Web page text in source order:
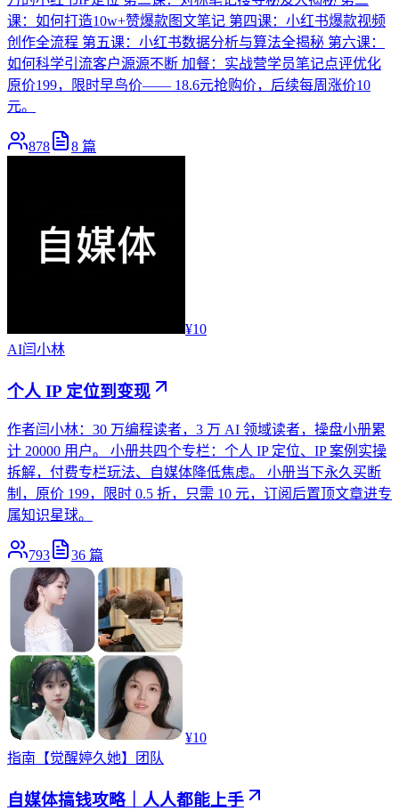
课：如何打造10w+赞爆款图文笔记 第四课：小红书爆款视频
创作全流程 第五课：小红书数据分析与算法全揭秘 第六课：
如何科学引流客户源源不断 加餐：实战营学员笔记点评优化
原价199，限时早鸟价—— 18.6元抢购价，后续每周涨价10
元。
878 8 篇
¥10
AI闫小林
个人 IP 定位到变现
作者闫小林：30 万编程读者，3 万 AI 领域读者，操盘小册累
计 20000 用户。 小册共四个专栏：个人 IP 定位、IP 案例实操
拆解，付费专栏玩法、自媒体降低焦虑。 小册当下永久买断
制，原价 199，限时 0.5 折，只需 10 元，订阅后置顶文章进专
属知识星球。
793 36 篇
¥10
指南 【觉醒婷久她】团队
自媒体搞钱攻略｜人人都能上手